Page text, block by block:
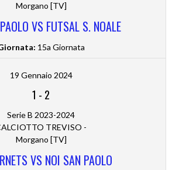
Morgano [TV]
VS FUTSAL S. NOALE
15a Giornata
19 Gennaio 2024
1 - 2
Serie B 2023-2024
TREVISO -
Morgano [TV]
VS NOI SAN PAOLO